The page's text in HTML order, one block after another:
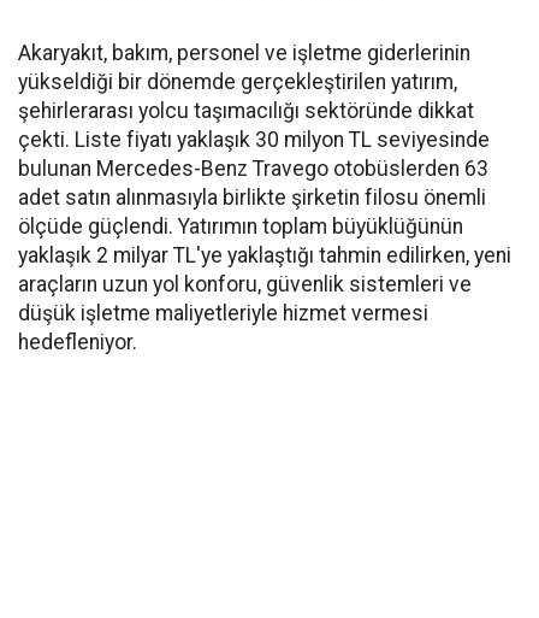
Akaryakıt, bakım, personel ve işletme giderlerinin
yükseldiği bir dönemde gerçekleştirilen yatırım,
şehirlerarası yolcu taşımacılığı sektöründe dikkat
çekti. Liste fiyatı yaklaşık 30 milyon TL seviyesinde
bulunan Mercedes-Benz Travego otobüslerden 63
adet satın alınmasıyla birlikte şirketin filosu önemli
ölçüde güçlendi. Yatırımın toplam büyüklüğünün
yaklaşık 2 milyar TL'ye yaklaştığı tahmin edilirken, yeni
araçların uzun yol konforu, güvenlik sistemleri ve
düşük işletme maliyetleriyle hizmet vermesi
hedefleniyor.